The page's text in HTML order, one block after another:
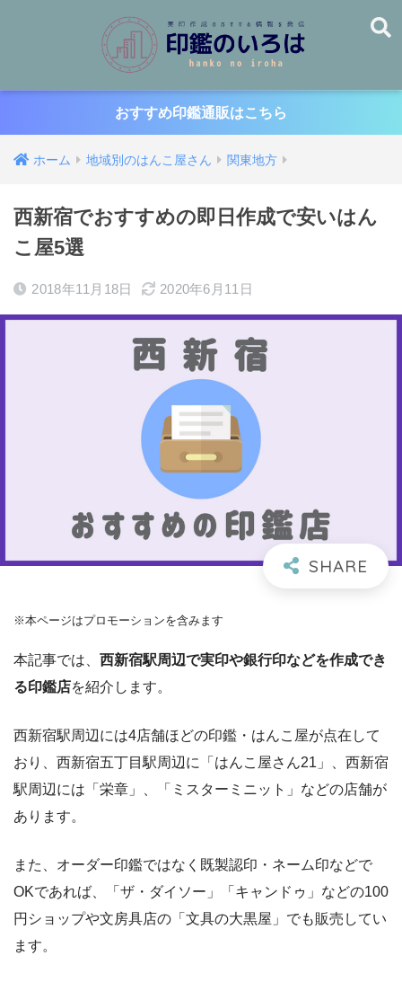
おすすめ印鑑通販はこちら
ホーム 地域別のはんこ屋さん 関東地方
西新宿でおすすめの即日作成で安いはん
こ屋5選
2018年11月18日 2020年6月11日
※本ページはプロモーションを含みます
本記事では、 西新宿駅周辺で実印や銀行印などを作成でき
る印鑑店を紹介します。
西新宿駅周辺には4店舗ほどの印鑑・はんこ屋が点在して
おり、西新宿五丁目駅周辺に「はんこ屋さん21」、西新宿
駅周辺には「栄章」、「ミスターミニット」などの店舗が
あります。
また、オーダー印鑑ではなく既製認印・ネーム印などで
OKであれば、「ザ・ダイソー」「キャンドゥ」などの100
円ショップや文房具店の「文具の大黒屋」でも販売してい
ます。